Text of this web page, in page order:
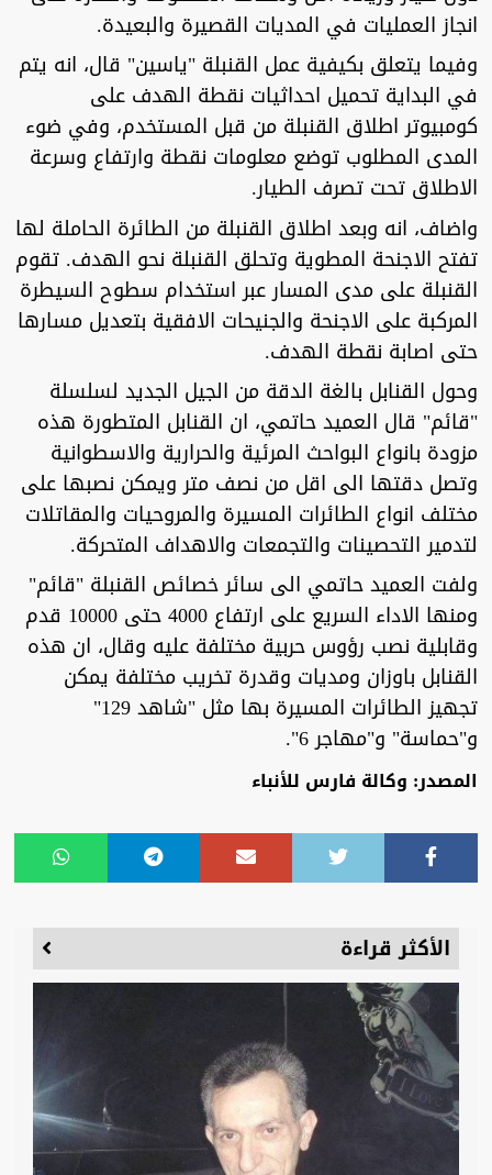
انجاز العمليات في المديات القصيرة والبعيدة.
وفيما يتعلق بكيفية عمل القنبلة "ياسين" قال، انه يتم
في البداية تحميل احداثيات نقطة الهدف على
كومبيوتر اطلاق القنبلة من قبل المستخدم، وفي ضوء
المدى المطلوب توضع معلومات نقطة وارتفاع وسرعة
الاطلاق تحت تصرف الطيار.
واضاف، انه وبعد اطلاق القنبلة من الطائرة الحاملة لها
تفتح الاجنحة المطوية وتحلق القنبلة نحو الهدف. تقوم
القنبلة على مدى المسار عبر استخدام سطوح السيطرة
المركبة على الاجنحة والجنيحات الافقية بتعديل مسارها
حتى اصابة نقطة الهدف.
وحول القنابل بالغة الدقة من الجيل الجديد لسلسلة
"قائم" قال العميد حاتمي، ان القنابل المتطورة هذه
مزودة بانواع البواحث المرئية والحرارية والاسطوانية
وتصل دقتها الى اقل من نصف متر ويمكن نصبها على
مختلف انواع الطائرات المسيرة والمروحيات والمقاتلات
لتدمير التحصينات والتجمعات والاهداف المتحركة.
ولفت العميد حاتمي الى سائر خصائص القنبلة "قائم"
ومنها الاداء السريع على ارتفاع 4000 حتى 10000 قدم
وقابلية نصب رؤوس حربية مختلفة عليه وقال، ان هذه
القنابل باوزان ومديات وقدرة تخريب مختلفة يمكن
تجهيز الطائرات المسيرة بها مثل "شاهد 129"
و"حماسة" و"مهاجر 6".
المصدر: وكالة فارس للأنباء
الأكثر قراءة